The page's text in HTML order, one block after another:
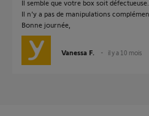
Il semble que votre box soit défectueuse.
Il n'y a pas de manipulations
Bonne journée,
Vanessa F. il y a 10 mois